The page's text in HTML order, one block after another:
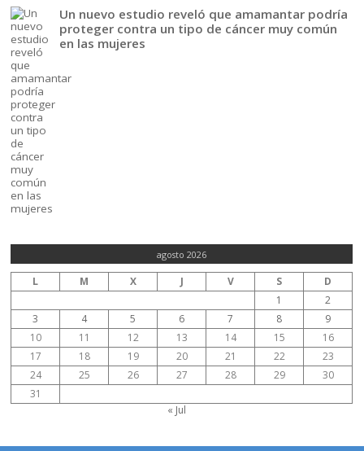
Un nuevo estudio reveló que amamantar podría
proteger contra un tipo de cáncer muy común
en las mujeres
agosto 2026
L M X J V S
D
1
2
3
4 5 6 7 8
9
10
11 12 13 14 15
16
17
18 19 20 21 22
23
24
25 26 27 28 29
30
31
« Jul